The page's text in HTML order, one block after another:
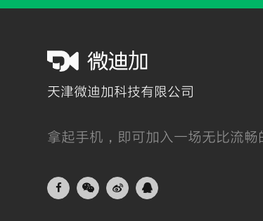
天津微迪加科技有限公司
拿起手机，即可加入一场无比流畅